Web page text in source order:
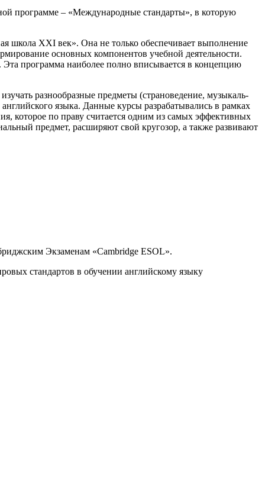
программе – «Международные стандарты», в которую
школа XXI век». Она не только обеспечивает выполнение
основных компонентов учебной деятельности.
программа наиболее полно вписывается в концепцию
разнообразные предметы (стра­но­ве­де­ние, музы­каль­
языка. Данные курсы разрабатывались в рамках
которое по праву считается одним из самых эффективных
предмет, расширяют свой кругозор, а также развивают
Экзаменам «Cambridge ESOL».
стандартов в обучении английскому языку